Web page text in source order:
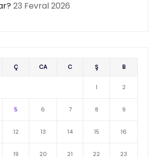
23 Fevral 2026
Ç CA C Ş B
1 2
5 6 7 8 9
12 13 14 15 16
19 20 21 22 23